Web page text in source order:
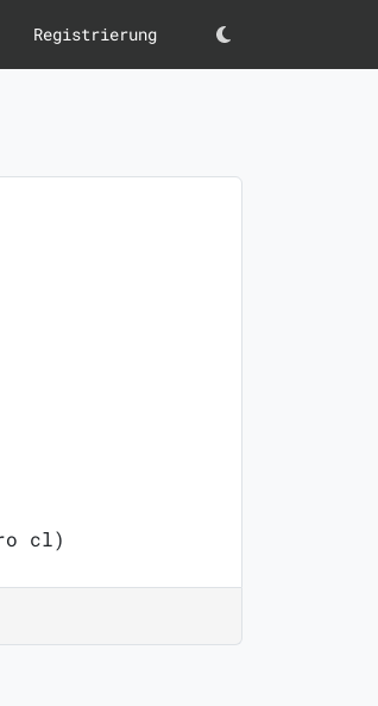
Registrierung Darkmode
cl)